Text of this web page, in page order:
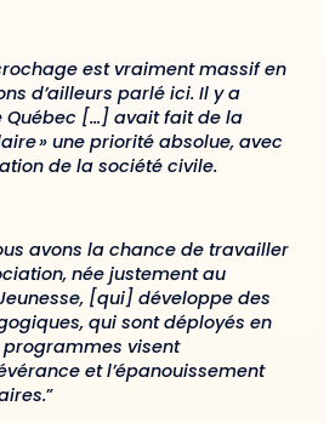
est vraiment massif en
d’ailleurs parlé ici. Il y a
Québec […] avait fait de la
» une priorité absolue, avec
de la société civile.
avons la chance de travailler
née justement au
[qui] développe des
qui sont déployés en
programmes visent
et l’épanouissement
”